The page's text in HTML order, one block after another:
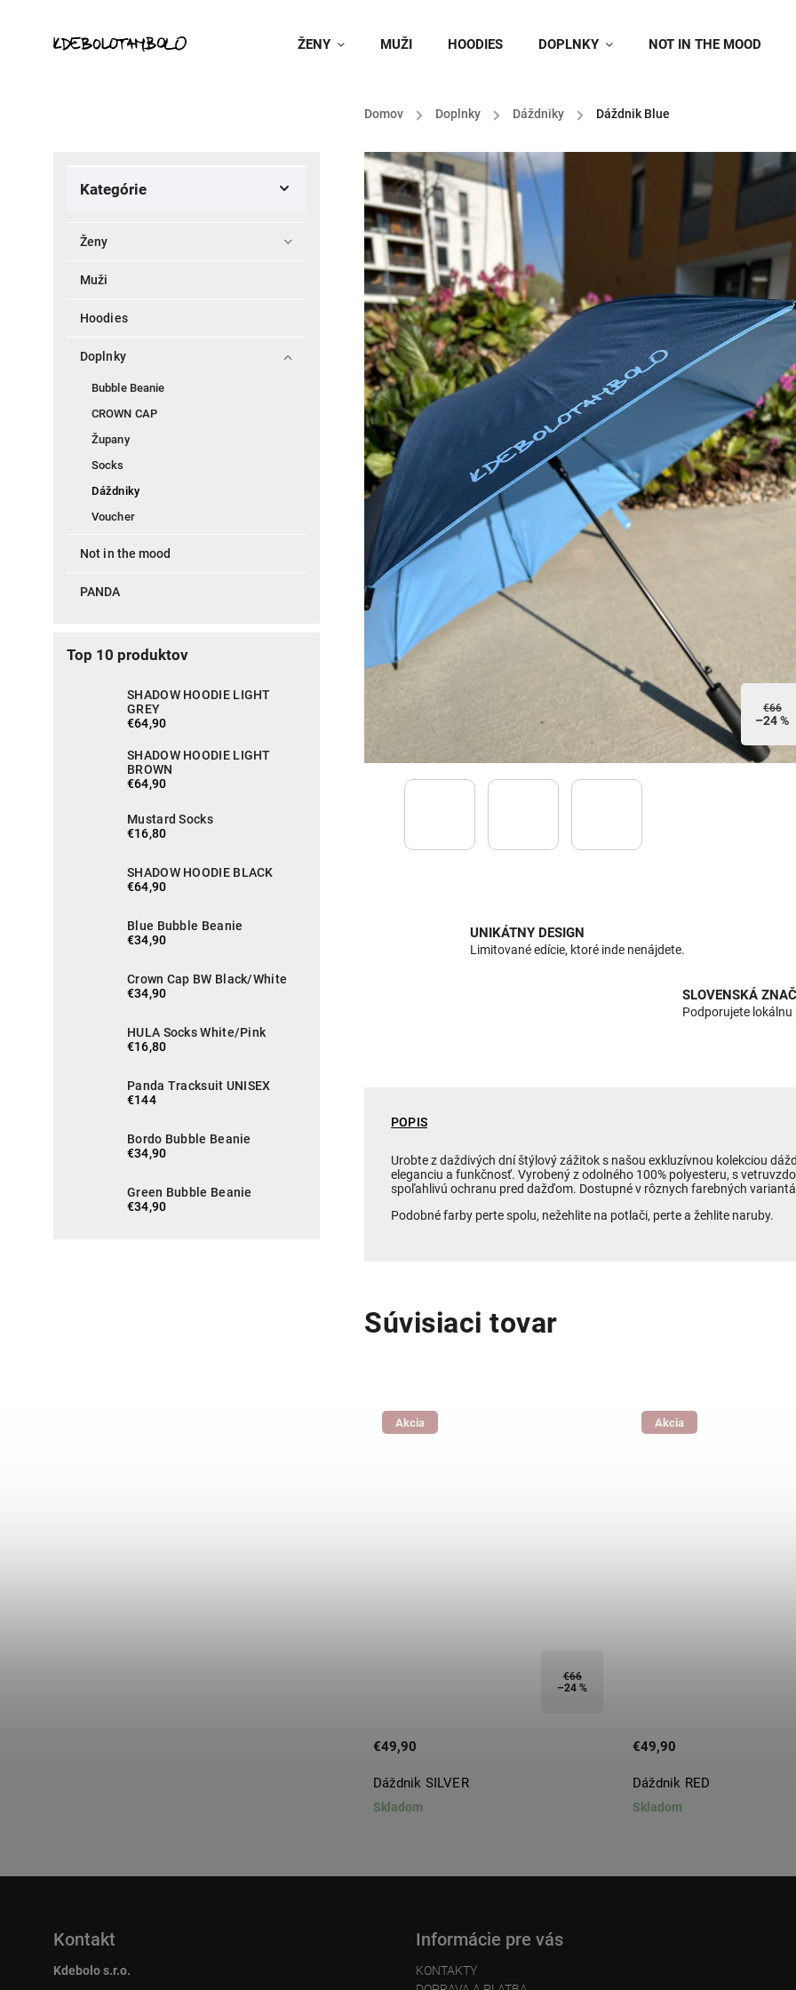
ŽENY MUŽI HOODIES DOPLNKY NOT IN THE MOOD
Domov / Doplnky / Dáždniky / Dáždnik Blue
Kategórie
Ženy
Muži
Hoodies
Doplnky
Bubble Beanie
CROWN CAP
Župany
Socks
Dáždniky
Voucher
Not in the mood
PANDA
Top 10 produktov
SHADOW HOODIE LIGHT
GREY
€64,90
SHADOW HOODIE LIGHT
BROWN
€64,90
Mustard Socks
€16,80
SHADOW HOODIE BLACK
€64,90
Blue Bubble Beanie
€34,90
Crown Cap BW Black/White
€34,90
HULA Socks White/Pink
€16,80
Panda Tracksuit UNISEX
€144
Bordo Bubble Beanie
€34,90
Green Bubble Beanie
€34,90
€66
–24 %
UNIKÁTNY DESIGN
Limitované edície, ktoré inde nenájdete.
SLOVENSKÁ
Podporujete lokálnu
POPIS
Urobte z daždivých dní štýlový zážitok s našou exkluzívnou kolekciou
eleganciu a funkčnosť. Vyrobený z odolného 100% polyesteru, s
spoľahlivú ochranu pred dažďom. Dostupné v rôznych farebných
Podobné farby perte spolu, nežehlite na potlači, perte a žehlite naruby.
Súvisiaci tovar
Akcia
€66
–24 %
Dáždnik SILVER
Skladom
€49,90
Akcia
Dáždnik RED
Skladom
€49,90
Kontakt
Kdebolo s.r.o.
Informácie pre vás
KONTAKTY